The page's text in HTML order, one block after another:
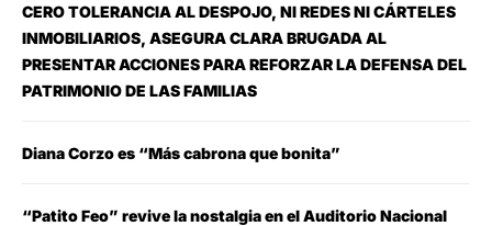
CERO TOLERANCIA AL DESPOJO, NI REDES NI CÁRTELES
INMOBILIARIOS, ASEGURA CLARA BRUGADA AL
PRESENTAR ACCIONES PARA REFORZAR LA DEFENSA DEL
PATRIMONIO DE LAS FAMILIAS
Diana Corzo es “Más cabrona que bonita”
“Patito Feo” revive la nostalgia en el Auditorio Nacional